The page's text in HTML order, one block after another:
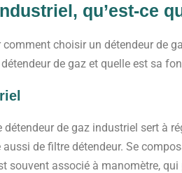
qu’est-ce
choisir un détendeur de
de gaz et quelle est sa
de gaz industriel sert à
aussi de filtre détendeur. Se
souvent associé à manomètre,